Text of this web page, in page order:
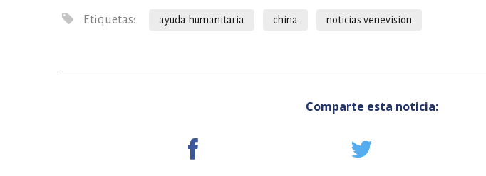
Etiquetas: ayuda humanitaria china noticias venevision
Comparte esta noticia: